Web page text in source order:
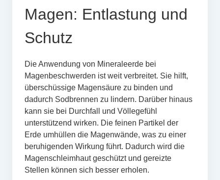
Magen: Entlastung und
Schutz
Die Anwendung von Mineraleerde bei
Magenbeschwerden ist weit verbreitet. Sie hilft,
überschüssige Magensäure zu binden und
dadurch Sodbrennen zu lindern. Darüber hinaus
kann sie bei Durchfall und Völlegefühl
unterstützend wirken. Die feinen Partikel der
Erde umhüllen die Magenwände, was zu einer
beruhigenden Wirkung führt. Dadurch wird die
Magenschleimhaut geschützt und gereizte
Stellen können sich besser erholen.